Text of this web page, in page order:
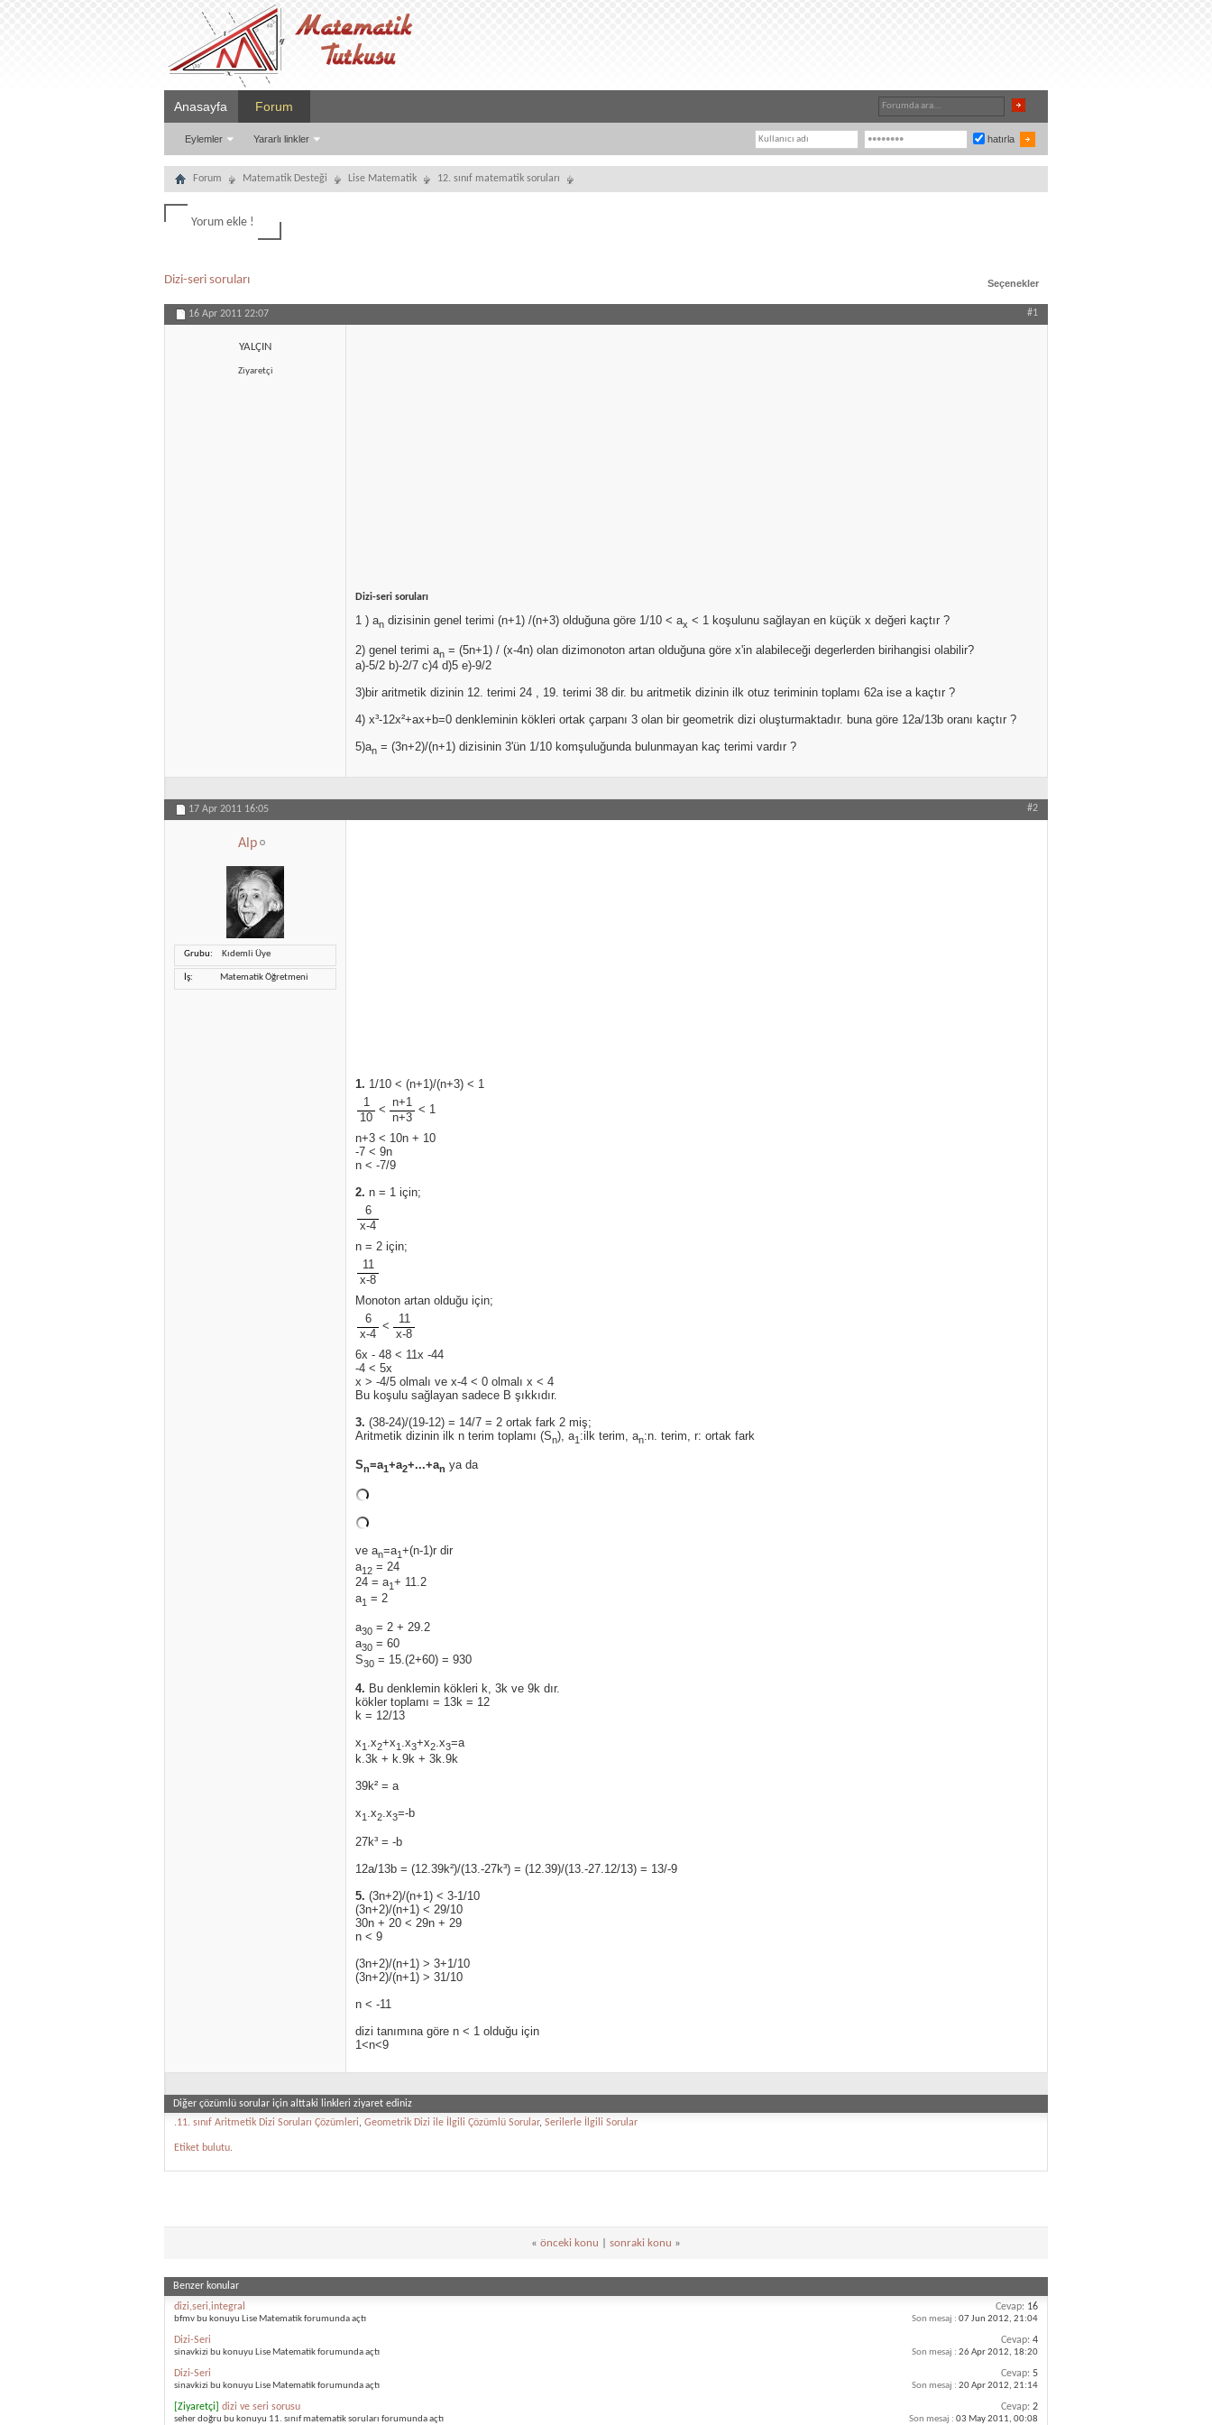
Anasayfa Forum
Eylemler Yararlı linkler hatırla
Forum Matematik Desteği Lise Matematik 12. sınıf matematik soruları
Yorum ekle !
Dizi-seri soruları Seçenekler
16 Apr 2011 22:07 #1
YALÇIN
Ziyaretçi
Dizi-seri soruları
1 ) an dizisinin genel terimi (n+1) /(n+3) olduğuna göre 1/10 < ax < 1 koşulunu sağlayan en küçük x değeri kaçtır ?
2) genel terimi an = (5n+1) / (x-4n) olan dizimonoton artan olduğuna göre x'in alabileceği degerlerden birihangisi olabilir?
a)-5/2 b)-2/7 c)4 d)5 e)-9/2
3)bir aritmetik dizinin 12. terimi 24 , 19. terimi 38 dir. bu aritmetik dizinin ilk otuz teriminin toplamı 62a ise a kaçtır ?
4) x³-12x²+ax+b=0 denkleminin kökleri ortak çarpanı 3 olan bir geometrik dizi oluşturmaktadır. buna göre 12a/13b oranı kaçtır ?
5)an = (3n+2)/(n+1) dizisinin 3'ün 1/10 komşuluğunda bulunmayan kaç terimi vardır ?
17 Apr 2011 16:05 #2
Alp
Grubu Kıdemli Üye
İş Matematik Öğretmeni
1. 1/10 < (n+1)/(n+3) < 1
1
10
<
n+1
n+3
< 1
n+3 < 10n + 10
-7 < 9n
n < -7/9
2. n = 1 için;
6
x-4
n = 2 için;
11
x-8
Monoton artan olduğu için;
6
x-4
<
11
x-8
6x - 48 < 11x -44
-4 < 5x
x > -4/5 olmalı ve x-4 < 0 olmalı x < 4
Bu koşulu sağlayan sadece B şıkkıdır.
3. (38-24)/(19-12) = 14/7 = 2 ortak fark 2 miş;
Aritmetik dizinin ilk n terim toplamı (Sn), a1 :ilk terim, an:n. terim, r: ortak fark
Sn=a1+a2+...+an ya da
ve an=a1+(n-1)r dir
a12 = 24
24 = a1+ 11.2
a1 = 2
a30 = 2 + 29.2
a30 = 60
S30 = 15.(2+60) = 930
4. Bu denklemin kökleri k, 3k ve 9k dır.
kökler toplamı = 13k = 12
k = 12/13
x1 .x2+x1 .x3+x2.x3=a
k.3k + k.9k + 3k.9k
39k² = a
x1 .x2 .x3=-b
27k³ = -b
12a/13b = (12.39k²)/(13.-27k³) = (12.39)/(13.-27.12/13) = 13/-9
5. (3n+2)/(n+1) < 3-1/10
(3n+2)/(n+1) < 29/10
30n + 20 < 29n + 29
n < 9
(3n+2)/(n+1) > 3+1/10
(3n+2)/(n+1) > 31/10
n < -11
dizi tanımına göre n < 1 olduğu için
1<n<9
Diğer çözümlü sorular için alttaki linkleri ziyaret ediniz
.11. sınıf Aritmetik Dizi Soruları Çözümleri, Geometrik Dizi ile İlgili Çözümlü Sorular, Serilerle İlgili Sorular
Etiket bulutu.
« önceki konu sonraki konu »
Benzer konular
dizi,seri,integral
bfmv bu konuyu Lise Matematik forumunda açtı
Cevap: 16
Son mesaj : 07 Jun 2012, 21:04
Dizi-Seri
sinavkizi bu konuyu Lise Matematik forumunda açtı
Cevap: 4
Son mesaj : 26 Apr 2012, 18:20
Dizi-Seri
sinavkizi bu konuyu Lise Matematik forumunda açtı
Cevap: 5
Son mesaj : 20 Apr 2012, 21:14
[Ziyaretçi] dizi ve seri sorusu
seher doğru bu konuyu 11. sınıf matematik soruları forumunda açtı
Cevap: 2
Son mesaj : 03 May 2011, 00:08